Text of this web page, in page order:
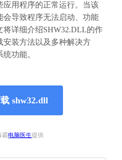
应用程序的正常运行。当该
会导致程序无法启动、功能
详细介绍SHW32.DLL的作
安装方法以及多种解决方
功能。
shw32.dll
霸电脑医生提供